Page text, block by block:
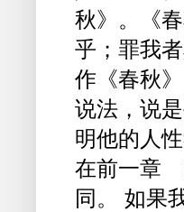
秋》。《
乎；罪我
作《春秋
说法，说
明他的人
在前一章
同。 如果